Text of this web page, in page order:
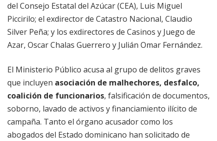
del Consejo Estatal del Azúcar (CEA), Luis Miguel
Piccirilo; el exdirector de Catastro Nacional, Claudio
Silver Peña; y los exdirectores de Casinos y Juego de
Azar, Oscar Chalas Guerrero y Julián Omar Fernández.
El Ministerio Público acusa al grupo de delitos graves
que incluyen asociación de malhechores, desfalco,
coalición de funcionarios, falsificación de documentos,
soborno, lavado de activos y financiamiento ilícito de
campaña. Tanto el órgano acusador como los
abogados del Estado dominicano han solicitado de